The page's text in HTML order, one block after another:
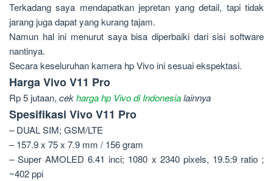
Terkadang saya mendapatkan jepretan yang detail, tapi tidak
jarang juga dapat yang kurang tajam.
Namun hal ini menurut saya bisa diperbaiki dari sisi software
nantinya.
Secara keseluruhan kamera hp Vivo ini sesuai ekspektasi.
Harga Vivo V11 Pro
Rp 5 jutaan, cekharga hp Vivo di Indonesialainnya
Spesifikasi Vivo V11 Pro
– DUAL SIM; GSM/LTE
– 157.9 x 75 x 7.9 mm / 156 gram
– Super AMOLED 6.41 inci; 1080 x 2340 pixels, 19.5:9 ratio ;
~402 ppi